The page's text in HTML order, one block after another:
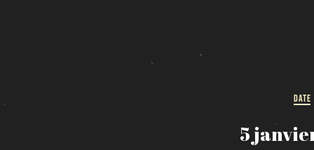
DATE
5